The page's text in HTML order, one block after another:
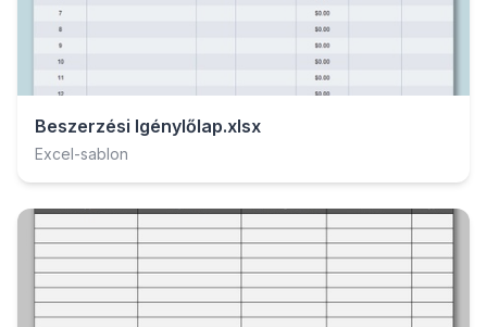
Beszerzési Igénylőlap.xlsx
Excel-sablon